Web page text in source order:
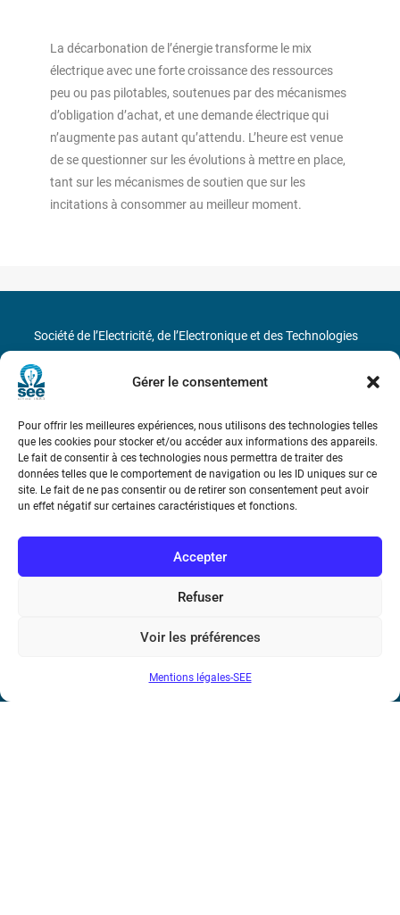
Gérer le consentement
Pour offrir les meilleures expériences, nous utilisons des technologies telles
que les cookies pour stocker et/ou accéder aux informations des appareils.
Le fait de consentir à ces technologies nous permettra de traiter des
données telles que le comportement de navigation ou les ID uniques sur ce
site. Le fait de ne pas consentir ou de retirer son consentement peut avoir
un effet négatif sur certaines caractéristiques et fonctions.
Accepter
Refuser
Voir les préférences
Mentions légales-SEE
La décarbonation de l’énergie transforme le mix
électrique avec une forte croissance des ressources
peu ou pas pilotables, soutenues par des mécanismes
d’obligation d’achat, et une demande électrique qui
n’augmente pas autant qu’attendu. L’heure est venue
de se questionner sur les évolutions à mettre en place,
tant sur les mécanismes de soutien que sur les
incitations à consommer au meilleur moment.
Bicentenaire des découvertes d’André-
Conditions Générales de Vente
Société de l’Electricité, de l’Electronique et des Technologies
17 rue de l’Amiral Hamelin
Métro : « Boissière » Ligne 6 et « Iéna » Ligne 9
Téléphone : (+33) 1 56 90 37 17
communautaire : FR44 785 393 232